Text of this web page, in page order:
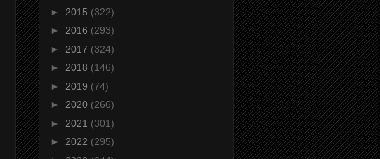
► 2015 (322)
► 2016 (293)
► 2017 (324)
► 2018 (146)
► 2019 (74)
► 2020 (266)
► 2021 (301)
► 2022 (295)